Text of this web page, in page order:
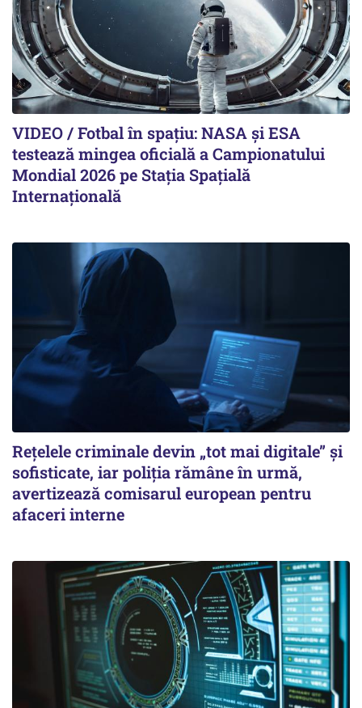
VIDEO / Fotbal în spațiu: NASA și ESA
testează mingea oficială a Campionatului
Mondial 2026 pe Staţia Spaţială
Internaţională
Rețelele criminale devin „tot mai digitale” și
sofisticate, iar poliția rămâne în urmă,
avertizează comisarul european pentru
afaceri interne